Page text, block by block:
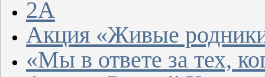
2A
Акция «Живые
«Мы в ответе за тех,